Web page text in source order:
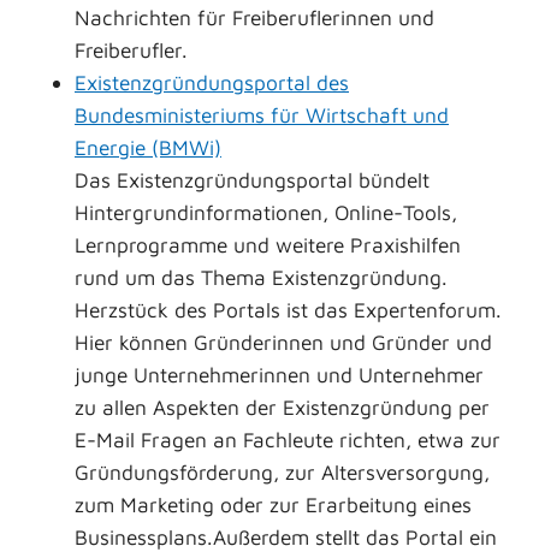
Nachrichten für Freiberuflerinnen und
Freiberufler.
Existenzgründungsportal des
Bundesministeriums für Wirtschaft und
Energie (BMWi)
Das Existenzgründungsportal bündelt
Hintergrundinformationen, Online-Tools,
Lernprogramme und weitere Praxishilfen
rund um das Thema Existenzgründung.
Herzstück des Portals ist das Expertenforum.
Hier können Gründerinnen und Gründer und
junge Unternehmerinnen und Unternehmer
zu allen Aspekten der Existenzgründung per
E-Mail Fragen an Fachleute richten, etwa zur
Gründungsförderung, zur Altersversorgung,
zum Marketing oder zur Erarbeitung eines
Businessplans.Außerdem stellt das Portal ein